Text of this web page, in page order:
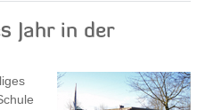
Jahr in der